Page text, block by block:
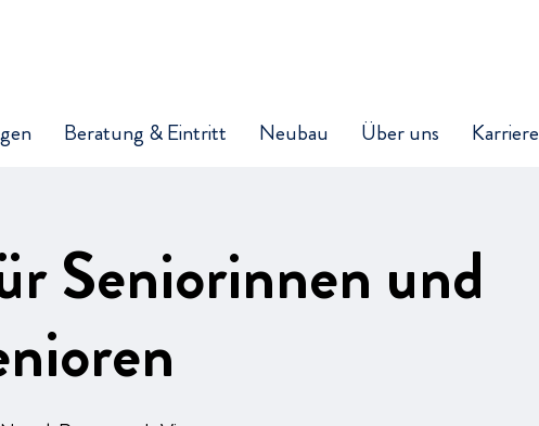
Beratung & Eintritt Neubau Über uns Karriere
Seniorinnen und